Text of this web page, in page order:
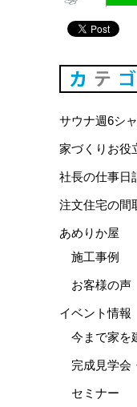
サウナ週6シ
家づくりお役
社長の仕事日
注文住宅の間
あめりか屋
施工事例
お客様の声
イベント情報
今まで家を
完成見学会
セミナー